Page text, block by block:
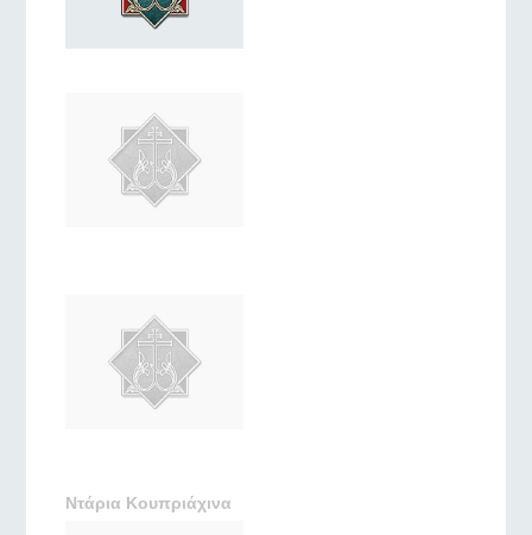
Ντάρια Κουπριάχινα